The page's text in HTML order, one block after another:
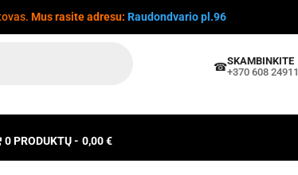
Mus rasite adresu: Raudondvario pl.96
☎SKAMBINKITE
+370 608 24911
0 PRODUKTŲ 0,00 €